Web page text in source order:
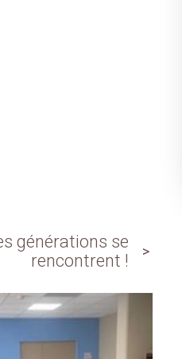
générations se
rencontrent !